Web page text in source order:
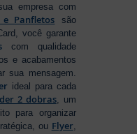
empresa com
e Panfletos são
você garante
com qualidade
e acabamentos
sua mensagem.
ideal para cada
2 dobras, um
para organizar
ou Flyer